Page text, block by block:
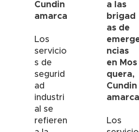
Cundin
amarca
Los
servicio
s de
segurid
ad
industri
al se
refieren
a las
brigad
as de
ncias
en Mos
quera,
Cundin
amarca
Los